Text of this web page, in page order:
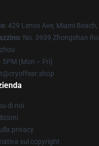
: 429 Lenox Ave, Miami
: No. 3939 Zhongshan
5PM (Mon – Fri)
di noi
privacy
sul copyright